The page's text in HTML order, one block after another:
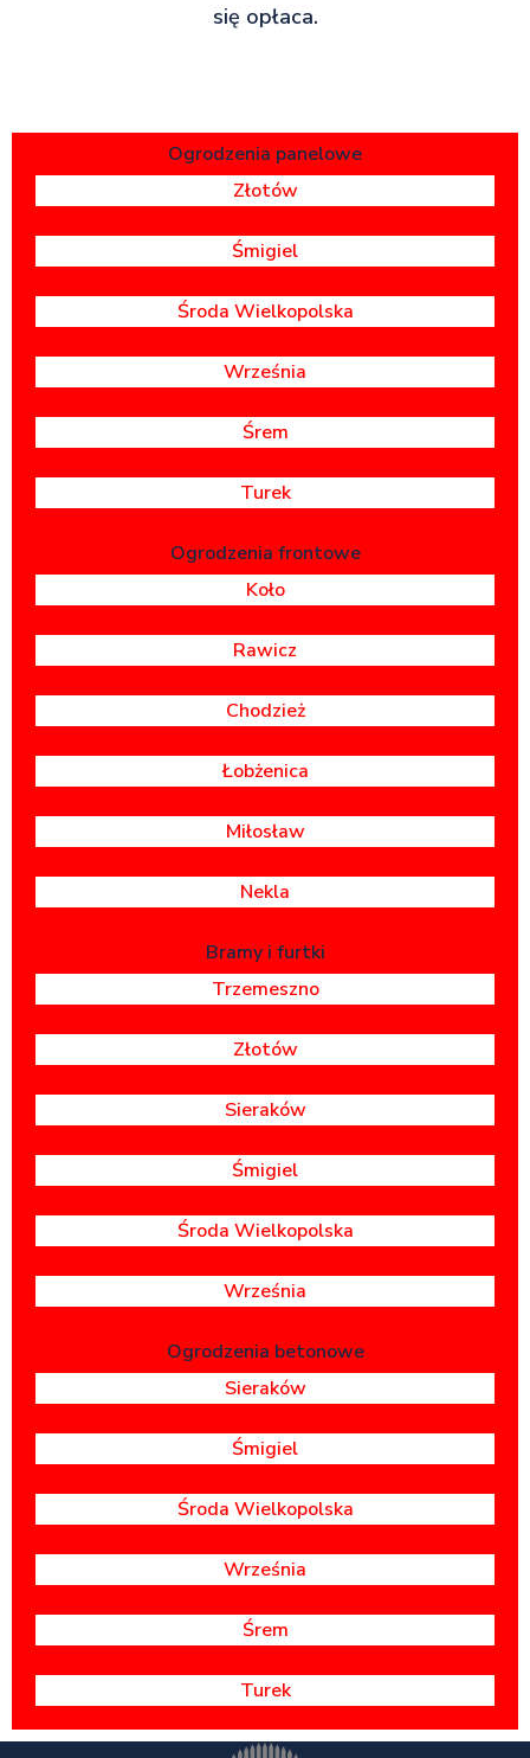
się opłaca.
Ogrodzenia panelowe
Złotów
Śmigiel
Środa Wielkopolska
Września
Śrem
Turek
Ogrodzenia frontowe
Koło
Rawicz
Chodzież
Łobżenica
Miłosław
Nekla
Bramy i furtki
Trzemeszno
Złotów
Sieraków
Śmigiel
Środa Wielkopolska
Września
Ogrodzenia betonowe
Sieraków
Śmigiel
Środa Wielkopolska
Września
Śrem
Turek